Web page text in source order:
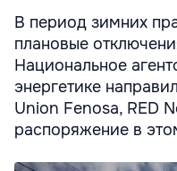
В период зимних
плановые
Национальное
энергетике
Union Fenosa, RED
распоряжение в